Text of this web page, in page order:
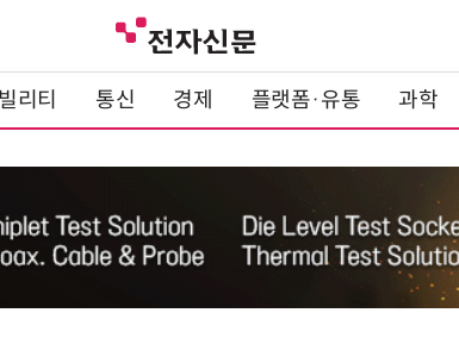
리티 통신 경제 플랫폼·유통 과학